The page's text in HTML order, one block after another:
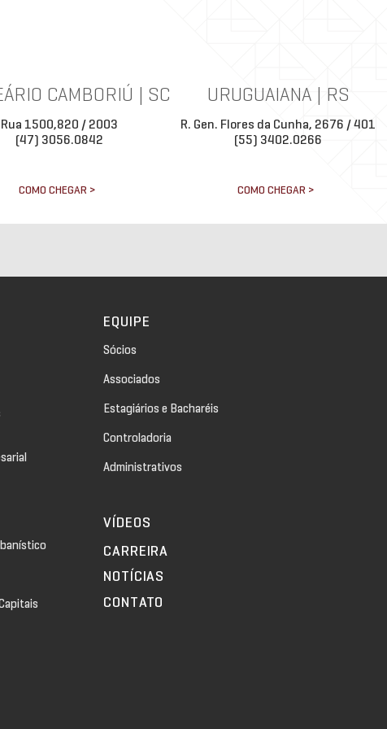
CAMBORIÚ | SC
Rua 1500,820 / 2003
(47) 3056.0842
COMO CHEGAR >
URUGUAIANA | RS
R. Gen. Flores da Cunha, 2676 / 401
(55) 3402.0266
COMO CHEGAR >
EQUIPE
Sócios
Associados
Estagiários e Bacharéis
Controladoria
Administrativos
VÍDEOS
NOTÍCIAS
CONTATO
CARREIRA